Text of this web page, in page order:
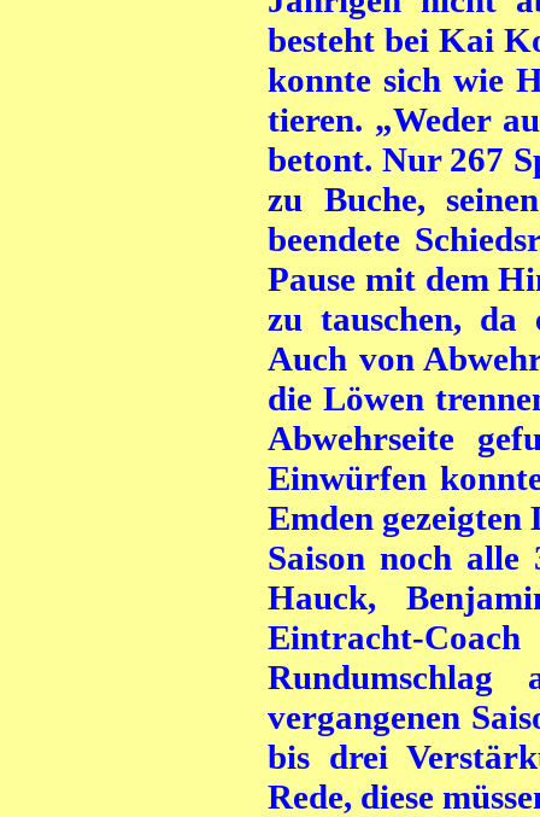
besteht bei Kai
konnte sich wie
tieren. „Weder
betont. Nur 267
zu Buche,
beendete
Pause mit dem
zu tauschen, da
Auch von
die Löwen
Abwehrseite
Einwürfen
Emden
Saison noch alle
Hauck,
Eintracht-
vergangenen
bis drei
Rede, diese